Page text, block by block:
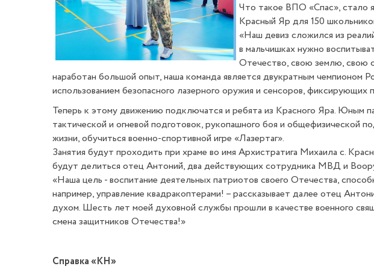
Что такое ВПО «Спас», стало
Красный Яр для 150
«Наш девиз сложился из
в мальчишках нужно
Отечество, свою землю, свою
наработан большой опыт, наша команда является двукратным чемпионом
использованием безопасного лазерного оружия и сенсоров,
Теперь к этому движению подключатся и ребята из Красного Яра. Юным
тактической и огневой подготовок, рукопашного боя и общефизической
жизни, обучиться военно-спортивной игре «Лазертаг».
Занятия будут проходить при храме во имя Архистратига Михаила с.
будут делиться отец Антоний, два действующих сотрудника МВД и
«Наша цель - воспитание деятельных патриотов своего Отечества,
например, управление квадракоптерами! – рассказывает далее отец
духом. Шесть лет моей духовной службы прошли в качестве военного
смена защитников Отечества!»
Справка «КН»